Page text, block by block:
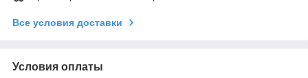
Все условия доставки
Условия оплаты